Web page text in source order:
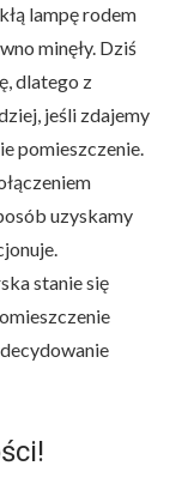
lampę rodem
minęły. Dziś
dlatego z
jeśli zdajemy
pomieszczenie.
uzyskamy
stanie się